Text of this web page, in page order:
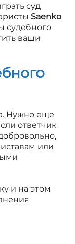
суд
Saenko
судебного
ваши
Нужно еще
ответчик
или
и на этом